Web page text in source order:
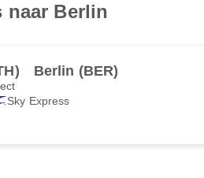
naar Berlin
Berlin (BER)
Sky Express